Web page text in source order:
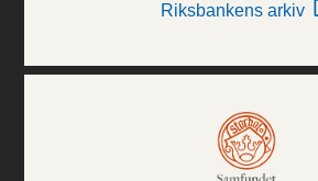
Riksbankens arkiv